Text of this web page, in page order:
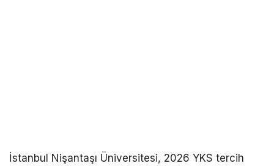
İstanbul Nişantaşı Üniversitesi, 2026 YKS tercih